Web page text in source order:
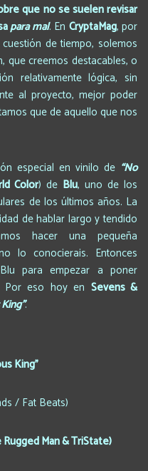
que no se suelen revisar
para mal. En CryptaMag, por
de tiempo, solemos
que creemos destacables, o
relativamente lógica, sin
al proyecto, mejor poder
que de aquello que nos
especial en vinilo de “No
Color) de Blu, uno de los
de los últimos años. La
de hablar largo y tendido
hacer una pequeña
lo conocierais. Entonces
para empezar a poner
Por eso hoy en Sevens &
.
King”
/ Fat Beats)
Man & TriState)